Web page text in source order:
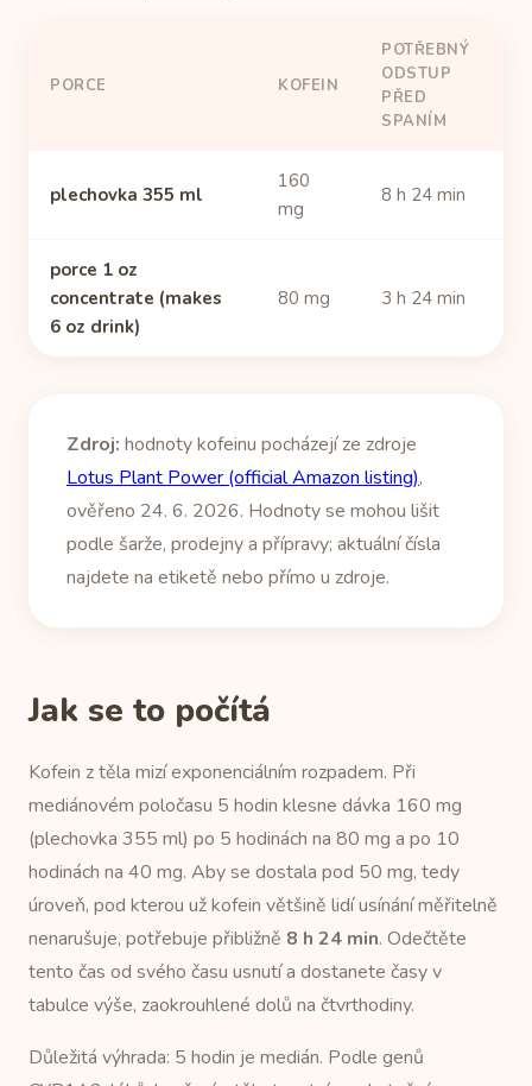
PORCE KOFEIN
POTŘEBNÝ
ODSTUP
PŘED
SPANÍM
plechovka 355 ml
160
mg
8 h 24 min
porce 1 oz
concentrate (makes
6 oz drink)
80 mg 3 h 24 min
Zdroj: hodnoty kofeinu pocházejí ze zdroje
Lotus Plant Power (official Amazon listing),
ověřeno 24. 6. 2026. Hodnoty se mohou lišit
podle šarže, prodejny a přípravy; aktuální čísla
najdete na etiketě nebo přímo u zdroje.
Jak se to počítá
Kofein z těla mizí exponenciálním rozpadem. Při
mediánovém poločasu 5 hodin klesne dávka 160 mg
(plechovka 355 ml) po 5 hodinách na 80 mg a po 10
hodinách na 40 mg. Aby se dostala pod 50 mg, tedy
úroveň, pod kterou už kofein většině lidí usínání měřitelně
nenarušuje, potřebuje přibližně 8 h 24 min. Odečtěte
tento čas od svého času usnutí a dostanete časy v
tabulce výše, zaokrouhlené dolů na čtvrthodiny.
Důležitá výhrada: 5 hodin je medián. Podle genů